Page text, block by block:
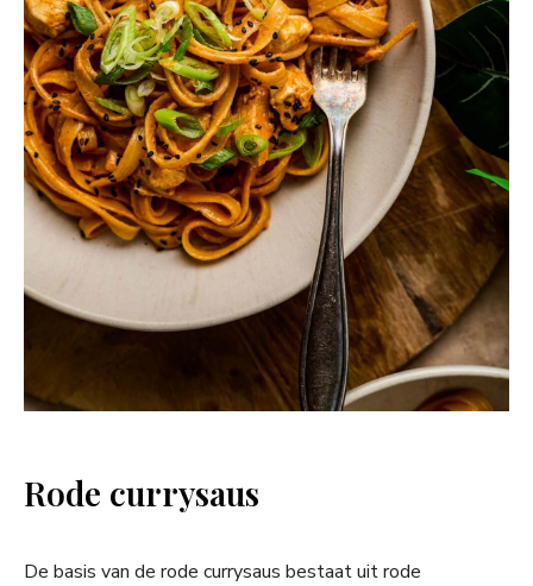
Rode currysaus
De basis van de rode currysaus bestaat uit rode